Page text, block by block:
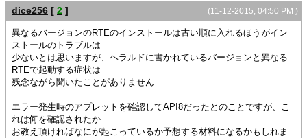
(11-12-2015, 04:50 PM )
dice256 [ 2 ]
異なるバージョンのRTEのインストールは古い順に入れるほうがイン
ストールのトラブルは
少ないとは思いますが、ヘラルドに書かれているバージョンと異なる
RTEで起動する症状は
残念ながら聞いたことがありません
エラー発生時のアプレットを確認してAPI8だったとのことですが、こ
れは何を確認されたか
お教え頂ければなにが起こっているか予想する材料になるかもしれま